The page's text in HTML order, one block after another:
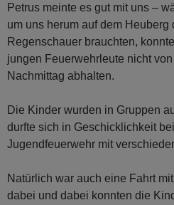
Petrus meinte es gut mit uns –
um uns herum auf dem Heuberg
Regenschauer brauchten,
jungen Feuerwehrleute nicht
Nachmittag abhalten.
Die Kinder wurden in Gruppen
durfte sich in Geschicklichkeit
Jugendfeuerwehr mit
Natürlich war auch eine Fahrt
dabei und dabei konnten die